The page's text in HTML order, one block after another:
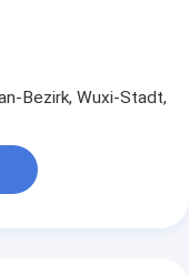
Bezirk, Wuxi-Stadt,